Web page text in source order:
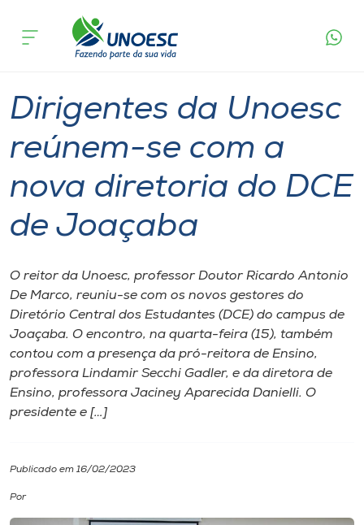
Cursos
Pesquisa
Atendimento ao Estudante
Portal de Ensino
A
Internacionalização
I.nova
Cultura
acontece
Dirigentes da Unoesc
reúnem-se com a
nova diretoria do DCE
de Joaçaba
O reitor da Unoesc, professor Doutor Ricardo Antonio
De Marco, reuniu-se com os novos gestores do
Diretório Central dos Estudantes (DCE) do campus de
Joaçaba. O encontro, na quarta-feira (15), também
contou com a presença da pró-reitora de Ensino,
professora Lindamir Secchi Gadler, e da diretora de
Ensino, professora Jaciney Aparecida Danielli. O
presidente e […]
Publicado em 16/02/2023
Por